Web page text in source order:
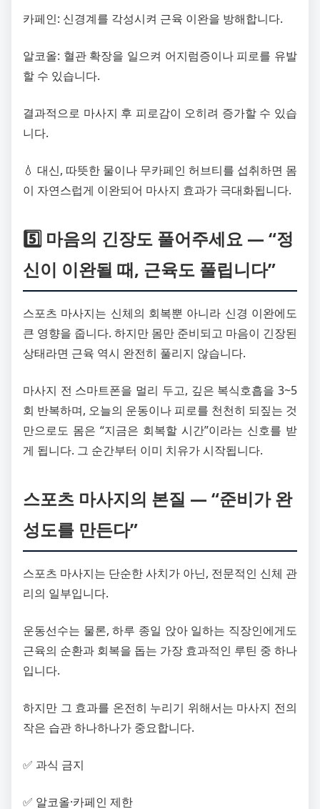
카페인: 신경계를 각성시켜 근육 이완을 방해합니다.
알코올: 혈관 확장을 일으켜 어지럼증이나 피로를 유발
할 수 있습니다.
결과적으로 마사지 후 피로감이 오히려 증가할 수 있습
니다.
💧 대신, 따뜻한 물이나 무카페인 허브티를 섭취하면 몸
이 자연스럽게 이완되어 마사지 효과가 극대화됩니다.
5️⃣ 마음의 긴장도 풀어주세요 — “정
신이 이완될 때, 근육도 풀립니다”
스포츠 마사지는 신체의 회복뿐 아니라 신경 이완에도
큰 영향을 줍니다. 하지만 몸만 준비되고 마음이 긴장된
상태라면 근육 역시 완전히 풀리지 않습니다.
마사지 전 스마트폰을 멀리 두고, 깊은 복식호흡을 3~5
회 반복하며, 오늘의 운동이나 피로를 천천히 되짚는 것
만으로도 몸은 “지금은 회복할 시간”이라는 신호를 받
게 됩니다. 그 순간부터 이미 치유가 시작됩니다.
스포츠 마사지의 본질 — “준비가 완
성도를 만든다”
스포츠 마사지는 단순한 사치가 아닌, 전문적인 신체 관
리의 일부입니다.
운동선수는 물론, 하루 종일 앉아 일하는 직장인에게도
근육의 순환과 회복을 돕는 가장 효과적인 루틴 중 하나
입니다.
하지만 그 효과를 온전히 누리기 위해서는 마사지 전의
작은 습관 하나하나가 중요합니다.
✅ 과식 금지
✅ 알코올·카페인 제한